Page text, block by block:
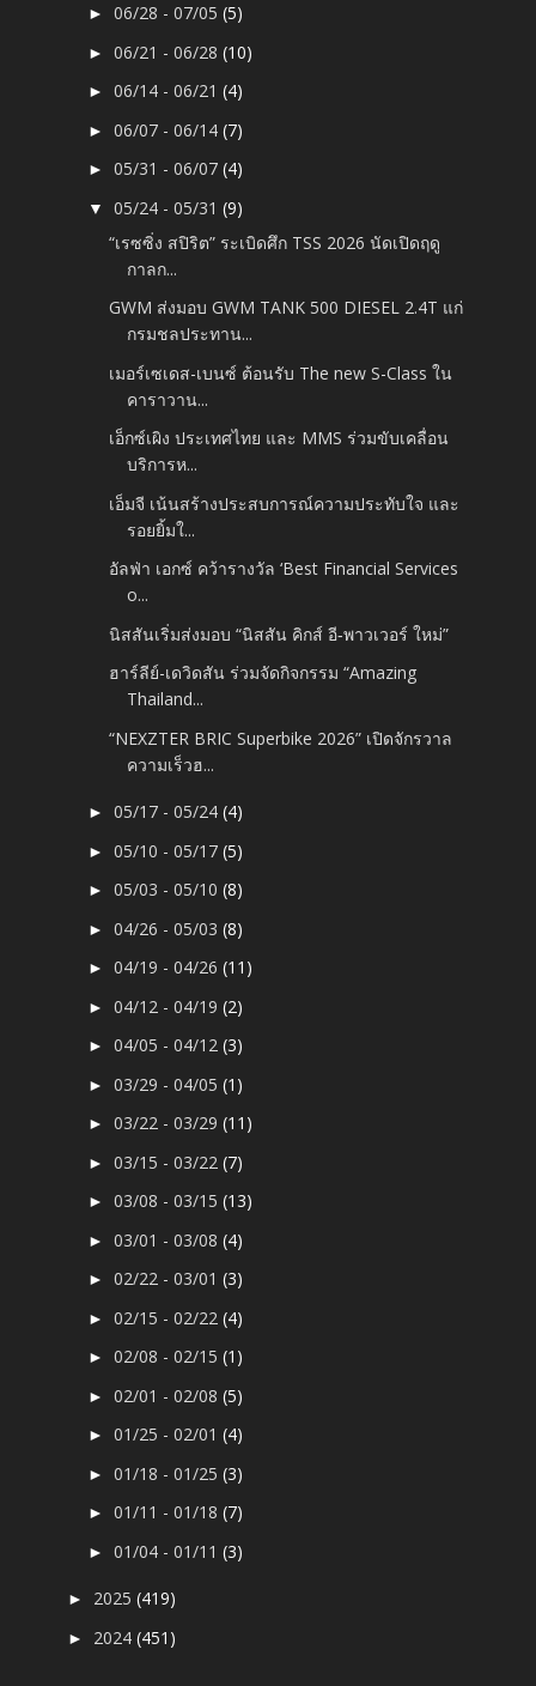
►06/28 - 07/05(5)
►06/21 - 06/28(10)
►06/14 - 06/21(4)
►06/07 - 06/14(7)
►05/31 - 06/07(4)
▼05/24 - 05/31(9)
“เรซซิ่ง สปิริต” ระเบิดศึก TSS 2026 นัดเปิดฤดู
กาลก...
GWM ส่งมอบ GWM TANK 500 DIESEL 2.4T แก่
กรมชลประทาน...
เมอร์เซเดส-เบนซ์ ต้อนรับ The new S-Class ใน
คาราวาน...
เอ็กซ์เผิง ประเทศไทย และ MMS ร่วมขับเคลื่อน
บริการห...
เอ็มจี เน้นสร้างประสบการณ์ความประทับใจ และ
รอยยิ้มใ...
อัลฟ่า เอกซ์ คว้ารางวัล ‘Best Financial Services
o...
นิสสันเริ่มส่งมอบ “นิสสัน คิกส์ อี‑พาวเวอร์ ใหม่”
ฮาร์ลีย์-เดวิดสัน ร่วมจัดกิจกรรม “Amazing
Thailand...
“NEXZTER BRIC Superbike 2026” เปิดจักรวาล
ความเร็วฮ...
►05/17 - 05/24(4)
►05/10 - 05/17(5)
►05/03 - 05/10(8)
►04/26 - 05/03(8)
►04/19 - 04/26(11)
►04/12 - 04/19(2)
►04/05 - 04/12(3)
►03/29 - 04/05(1)
►03/22 - 03/29(11)
►03/15 - 03/22(7)
►03/08 - 03/15(13)
►03/01 - 03/08(4)
►02/22 - 03/01(3)
►02/15 - 02/22(4)
►02/08 - 02/15(1)
►02/01 - 02/08(5)
►01/25 - 02/01(4)
►01/18 - 01/25(3)
►01/11 - 01/18(7)
►01/04 - 01/11(3)
► 2025(419)
► 2024(451)